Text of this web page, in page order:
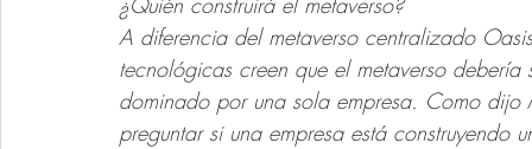
A diferencia del metaverso centralizado
tecnológicas creen que el metaverso
dominado por una sola empresa. Como
preguntar si una empresa está